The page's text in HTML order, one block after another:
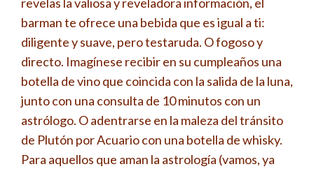
barman te ofrece una bebida que es igual a ti:
diligente y suave, pero testaruda. O fogoso y
directo. Imagínese recibir en su cumpleaños una
botella de vino que coincida con la salida de la luna,
junto con una consulta de 10 minutos con un
astrólogo. O adentrarse en la maleza del tránsito
de Plutón por Acuario con una botella de whisky.
Para aquellos que aman la astrología (vamos, ya